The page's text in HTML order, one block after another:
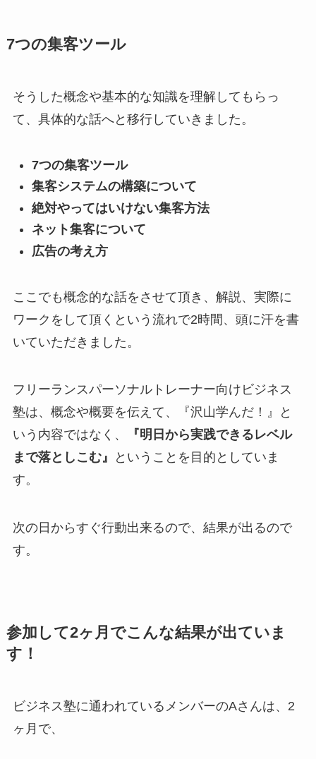
7つの集客ツール
そうした概念や基本的な知識を理解してもらっ
て、具体的な話へと移行していきました。
7つの集客ツール
集客システムの構築について
絶対やってはいけない集客方法
ネット集客について
広告の考え方
ここでも概念的な話をさせて頂き、解説、実際に
ワークをして頂くという流れで2時間、頭に汗を書
いていただきました。
フリーランスパーソナルトレーナー向けビジネス
塾は、概念や概要を伝えて、『沢山学んだ！』と
いう内容ではなく、
『明日から実践できるレベル
まで落としこむ』
ということを目的としていま
す。
次の日からすぐ行動出来るので、結果が出るので
す。
参加して2ヶ月でこんな結果が出ていま
す！
ビジネス塾に通われているメンバーのAさんは、2
ヶ月で、